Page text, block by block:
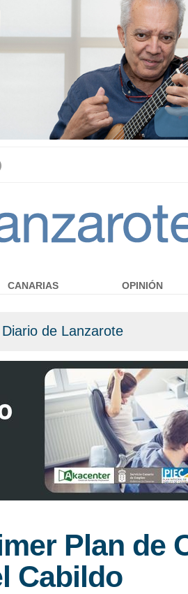
de Lanzarote
Plan de
Cabildo
CANARIAS OPINIÓN